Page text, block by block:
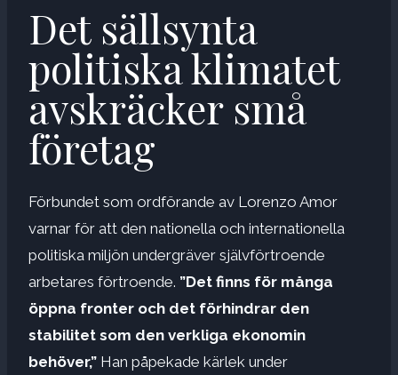
Det sällsynta
politiska klimatet
avskräcker små
företag
Förbundet som ordförande av Lorenzo Amor
varnar för att den nationella och internationella
politiska miljön undergräver självförtroende
arbetares förtroende. ”Det finns för många
öppna fronter och det förhindrar den
stabilitet som den verkliga ekonomin
behöver,” Han påpekade kärlek under